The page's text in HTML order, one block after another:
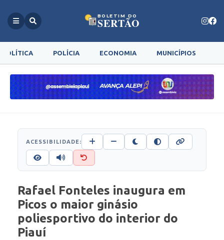
BOLETIM DO
SERTÃO
POLÍTICA POLÍCIA ECONOMIA MUNICÍPIOS
ACESSIBILIDADE:
Rafael Fonteles inaugura em
Picos o maior ginásio
poliesportivo do interior do
Piauí